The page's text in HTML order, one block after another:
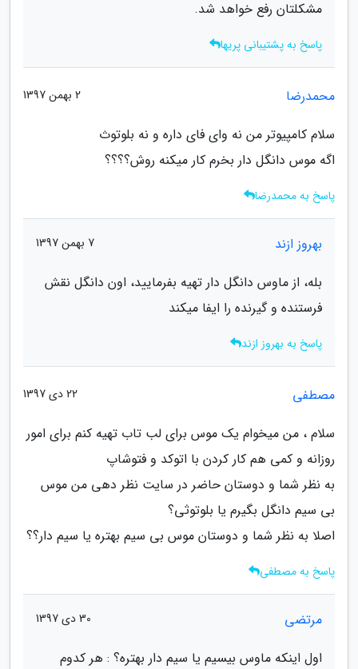
مشکلتان رفع خواهد شد.
پاسخ به پشتیبانی پریها
محمدرضا 2 بهمن 1397
سلام کامپیوتر من نه وای فای داره و نه بلوتوث
اگه موس دانگل دار بخرم کار میکنه روش؟؟؟؟
پاسخ به محمدرضا
بهروز ازند 7 بهمن 1397
بله، از ماوس دانگل دار تهیه بفرمایید، اون دانگل نقش
فرستنده و گیرنده را ایفا میکند
پاسخ به بهروز ازند
مصطفی 22 دی 1397
سلام ، من میخوام یک موس برای لب تاب تهیه کنم برای امور
روزانه و کمی هم کار کردن با اتوکد و فتوشاپ
به نظر شما و دوستان حاضر در سایت نظر دهی من موس
بی سیم دانگل بگیرم یا بلوتوثی؟
اصلا به نظر شما و دوستان موس بی سیم بهتره یا سیم دار؟؟
پاسخ به مصطفی
مرتضی 30 دی 1397
اول اینکه ماوس بیسیم یا سیم دار بهتره؟ : هر کدوم